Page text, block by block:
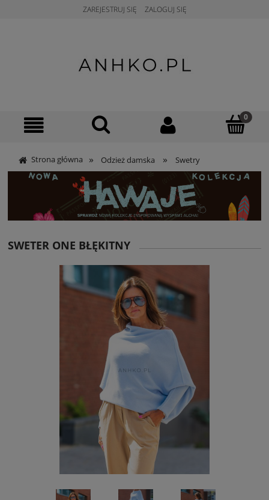
ZAREJESTRUJ SIĘ ZALOGUJ SIĘ
Strona główna » Odzież damska » Swetry
SWETER ONE BŁĘKITNY